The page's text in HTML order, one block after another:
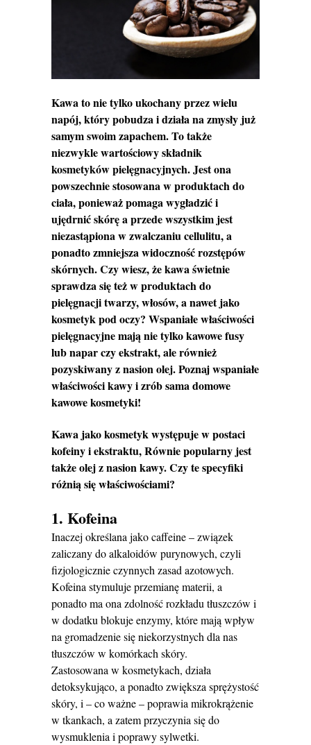
Kawa to nie tylko ukochany przez wielu
napój, który pobudza i działa na zmysły już
samym swoim zapachem. To także
niezwykle wartościowy składnik
kosmetyków pielęgnacyjnych. Jest ona
powszechnie stosowana w produktach do
ciała, ponieważ pomaga wygładzić i
ujędrnić skórę a przede wszystkim jest
niezastąpiona w zwalczaniu cellulitu, a
ponadto zmniejsza widoczność rozstępów
skórnych. Czy wiesz, że kawa świetnie
sprawdza się też w produktach do
pielęgnacji twarzy, włosów, a nawet jako
kosmetyk pod oczy? Wspaniałe właściwości
pielęgnacyjne mają nie tylko kawowe fusy
lub napar czy ekstrakt, ale również
pozyskiwany z nasion olej. Poznaj wspaniałe
właściwości kawy i zrób sama domowe
kawowe kosmetyki!
Kawa jako kosmetyk występuje w postaci
kofeiny i ekstraktu, Równie popularny jest
także olej z nasion kawy. Czy te specyfiki
różnią się właściwościami?
1. Kofeina
Inaczej określana jako caffeine – związek
zaliczany do alkaloidów purynowych, czyli
fizjologicznie czynnych zasad azotowych.
Kofeina stymuluje przemianę materii, a
ponadto ma ona zdolność rozkładu tłuszczów i
w dodatku blokuje enzymy, które mają wpływ
na gromadzenie się niekorzystnych dla nas
tłuszczów w komórkach skóry.
Zastosowana w kosmetykach, działa
detoksykująco, a ponadto zwiększa sprężystość
skóry, i – co ważne – poprawia mikrokrążenie
w tkankach, a zatem przyczynia się do
wysmuklenia i poprawy sylwetki.